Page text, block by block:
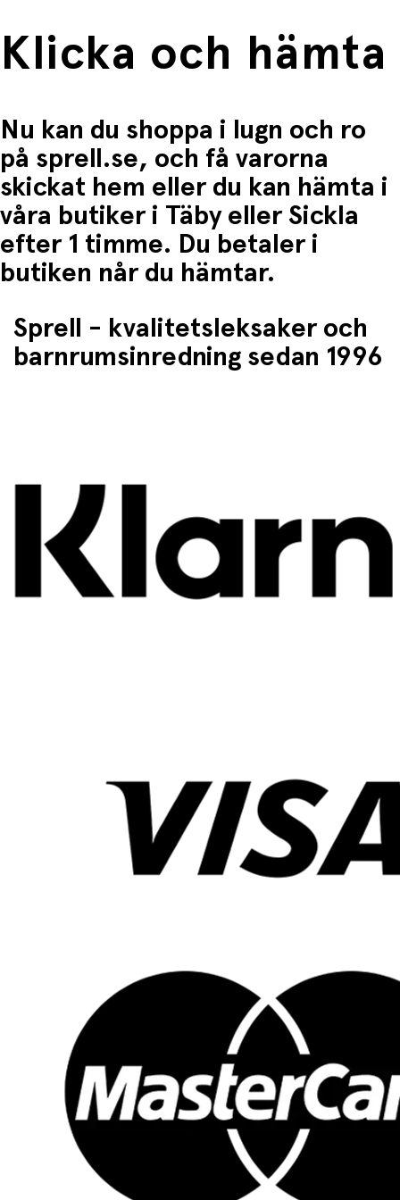
• Empati – hjälpa och bry sig om andra
Läs- och lekidéer:
• Hitta byggarbetsplatser i vardagen
• Hitta på egna Halvan-äventyr
Produktspecifikationer:
• Titel: Halvan – Grävmaskin
• Serie: Halvan
• Tema: Grävmaskin / bygge / vardag
• Rekommenderad ålder: ca 3–7 år
En rolig och lärorik bok som tar barnet med till
byggarbetsplatsen – perfekt för små som fascineras av
Klicka och hämta
Nu kan du shoppa i lugn och ro
på sprell.se, och få varorna
skickat hem eller du kan hämta i
våra butiker i Täby eller Sickla
efter 1 timme. Du betaler i
butiken når du hämtar.
Sprell - kvalitetsleksaker och
barnrumsinredning sedan 1996